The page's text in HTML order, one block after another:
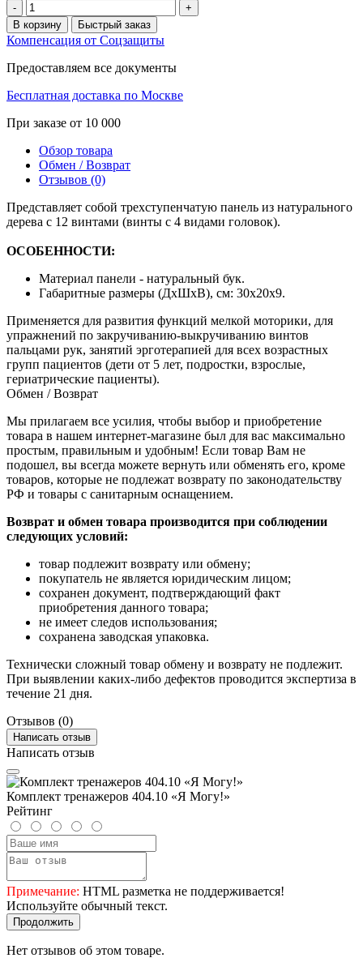
-
+
В корзину
Быстрый заказ
Компенсация от Соцзащиты
Предоставляем все документы
Бесплатная доставка по Москве
При заказе от 10 000
Обзор товара
Обмен / Возврат
Отзывов (0)
Представляет собой трехступенчатую панель из натурального
дерева с 12 винтами (винты с 4 видами головок).
ОСОБЕННОСТИ:
Материал панели - натуральный бук.
Габаритные размеры (ДхШхВ), см: 30х20х9.
Применяется для развития функций мелкой моторики, для
упражнений по закручиванию-выкручиванию винтов
пальцами рук, занятий эрготерапией для всех возрастных
групп пациентов (дети от 5 лет, подростки, взрослые,
гериатрические пациенты).
Обмен / Возврат
Мы прилагаем все усилия, чтобы выбор и приобретение
товара в нашем интернет-магазине был для вас максимально
простым, правильным и удобным! Если товар Вам не
подошел, вы всегда можете вернуть или обменять его, кроме
товаров, которые не подлежат возврату по законодательству
РФ и товары с санитарным оснащением.
Возврат и обмен товара производится при соблюдении
следующих условий:
товар подлежит возврату или обмену;
покупатель не является юридическим лицом;
сохранен документ, подтверждающий факт
приобретения данного товара;
не имеет следов использования;
сохранена заводская упаковка.
Технически сложный товар обмену и возврату не подлежит.
При выявлении каких-либо дефектов проводится экспертиза в
течение 21 дня.
Отзывов (0)
Написать отзыв
Написать отзыв
Комплект тренажеров 404.10 «Я Могу!»
Рейтинг
Примечание: HTML разметка не поддерживается!
Используйте обычный текст.
Продолжить
Нет отзывов об этом товаре.